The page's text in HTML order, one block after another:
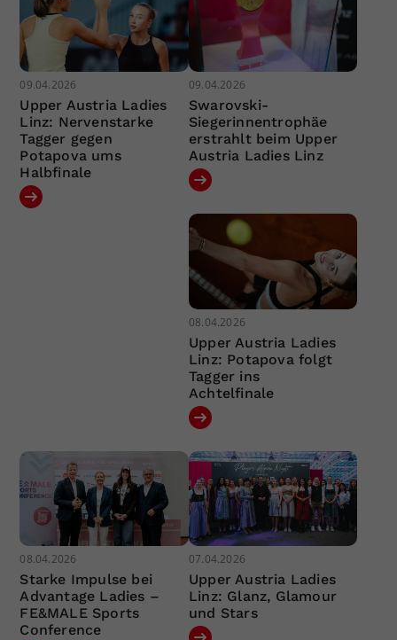
09.04.2026
Upper Austria Ladies
Linz: Nervenstarke
Tagger gegen
Potapova ums
Halbfinale
09.04.2026
Swarovski-
Siegerinnentrophäe
erstrahlt beim Upper
Austria Ladies Linz
08.04.2026
Upper Austria Ladies
Linz: Potapova folgt
Tagger ins
Achtelfinale
08.04.2026
Starke Impulse bei
Advantage Ladies –
FE&MALE Sports
Conference
07.04.2026
Upper Austria Ladies
Linz: Glanz, Glamour
und Stars